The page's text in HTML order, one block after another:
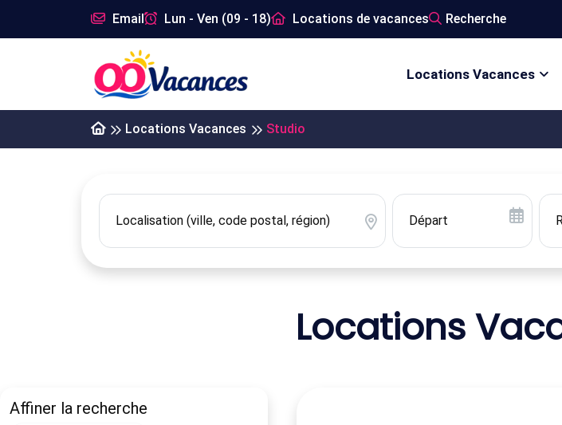
Email Lun - Ven (09 - 18) Locations de vacances Recherche
Locations Vacances
Locations Vacances Studio
Locations
Affiner la recherche